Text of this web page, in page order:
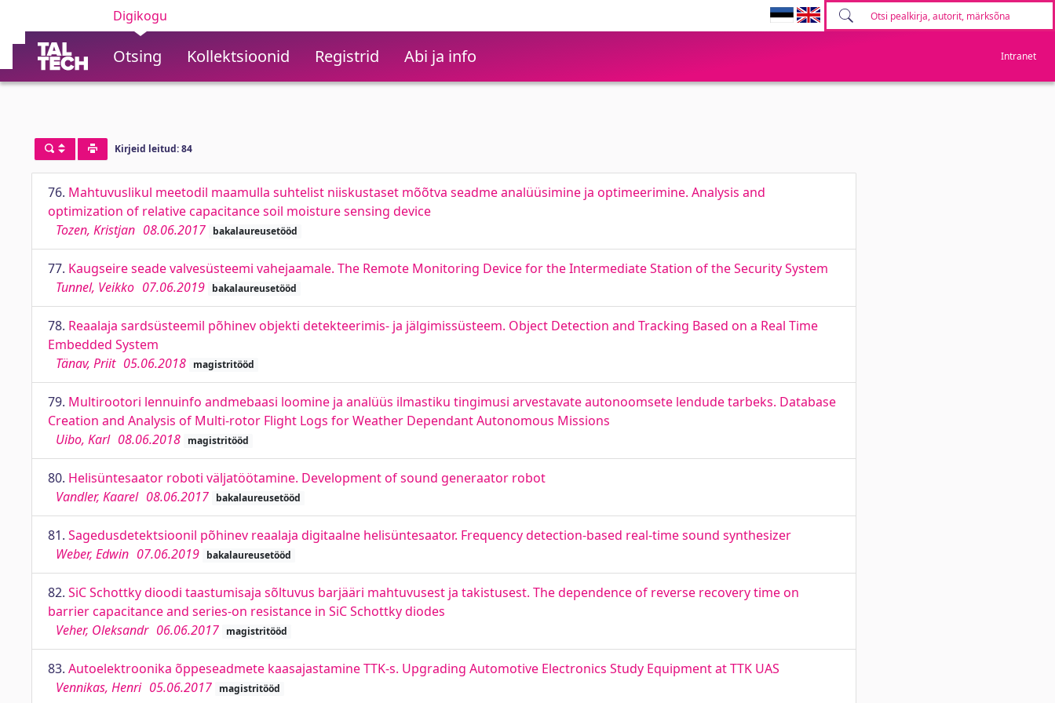
Digikogu
Otsing Kollektsioonid Registrid Abi ja info Intranet
Kirjeid leitud: 84
76. Mahtuvuslikul meetodil maamulla suhtelist niiskustaset mõõtva seadme analüüsimine ja optimeerimine. Analysis and
optimization of relative capacitance soil moisture sensing device
Tozen, Kristjan 08.06.2017 bakalaureusetööd
77. Kaugseire seade valvesüsteemi vahejaamale. The Remote Monitoring Device for the Intermediate Station of the Security System
Tunnel, Veikko 07.06.2019 bakalaureusetööd
78. Reaalaja sardsüsteemil põhinev objekti detekteerimis- ja jälgimissüsteem. Object Detection and Tracking Based on a Real Time
Embedded System
Tänav, Priit 05.06.2018 magistritööd
79. Multirootori lennuinfo andmebaasi loomine ja analüüs ilmastiku tingimusi arvestavate autonoomsete lendude tarbeks. Database
Creation and Analysis of Multi-rotor Flight Logs for Weather Dependant Autonomous Missions
Uibo, Karl 08.06.2018 magistritööd
80. Helisüntesaator roboti väljatöötamine. Development of sound generaator robot
Vandler, Kaarel 08.06.2017 bakalaureusetööd
81. Sagedusdetektsioonil põhinev reaalaja digitaalne helisüntesaator. Frequency detection-based real-time sound synthesizer
Weber, Edwin 07.06.2019 bakalaureusetööd
82. SiC Schottky dioodi taastumisaja sõltuvus barjääri mahtuvusest ja takistusest. The dependence of reverse recovery time on
barrier capacitance and series-on resistance in SiC Schottky diodes
Veher, Oleksandr 06.06.2017 magistritööd
83. Autoelektroonika õppeseadmete kaasajastamine TTK-s. Upgrading Automotive Electronics Study Equipment at TTK UAS
Vennikas, Henri 05.06.2017 magistritööd